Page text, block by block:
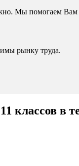
Мы помогаем
рынку труда.
классов в